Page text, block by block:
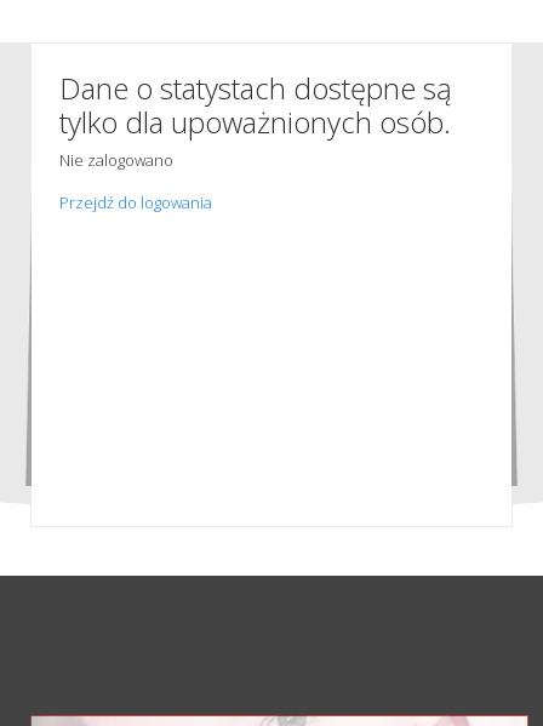
Dane o statystach dostępne są
tylko dla upoważnionych osób.
Nie zalogowano
Przejdź do logowania